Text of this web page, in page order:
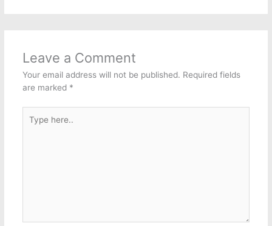
Leave a Comment
Your email address will not be published. Required fields
are marked *
here..